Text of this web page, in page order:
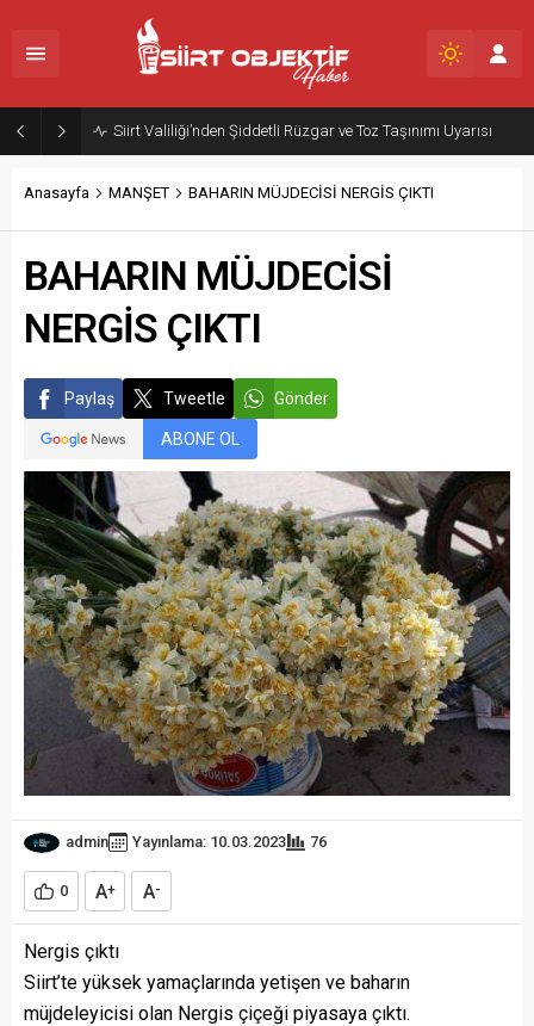
Siirt Valiliği’nden Şiddetli Rüzgar ve Toz Taşınımı Uyarısı
Anasayfa MANŞET BAHARIN MÜJDECİSİ NERGİS ÇIKTI
BAHARIN MÜJDECİSİ
NERGİS ÇIKTI
Paylaş Tweetle Gönder
ABONE OL
admin Yayınlama: 10.03.2023 76
0 A+ A-
Nergis çıktı
Siirt’te yüksek yamaçlarında yetişen ve baharın
müjdeleyicisi olan Nergis çiçeği piyasaya çıktı.